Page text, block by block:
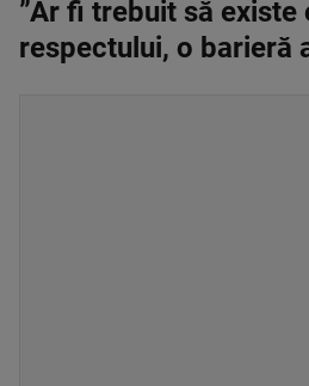
”Ar fi trebuit să existe
respectului, o barieră